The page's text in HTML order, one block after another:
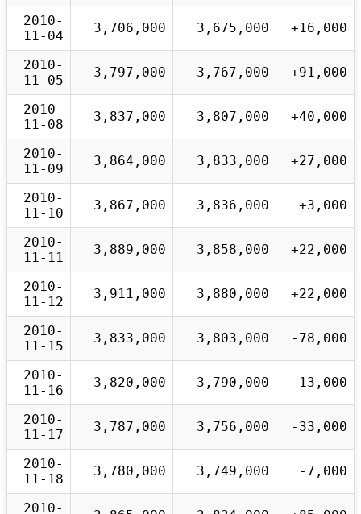
2010-
11-04
3,706,000 3,675,000 +16,000
2010-
11-05
3,797,000 3,767,000 +91,000
2010-
11-08
3,837,000 3,807,000 +40,000
2010-
11-09
3,864,000 3,833,000 +27,000
2010-
11-10
3,867,000 3,836,000 +3,000
2010-
11-11
3,889,000 3,858,000 +22,000
2010-
11-12
3,911,000 3,880,000 +22,000
2010-
11-15
3,833,000 3,803,000 -78,000
2010-
11-16
3,820,000 3,790,000 -13,000
2010-
11-17
3,787,000 3,756,000 -33,000
2010-
11-18
3,780,000 3,749,000 -7,000
2010-